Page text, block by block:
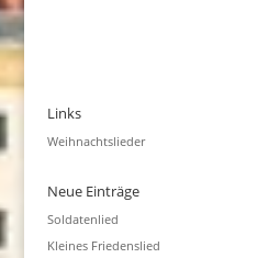
Links
Weihnachtslieder
Neue Einträge
Soldatenlied
Kleines Friedenslied